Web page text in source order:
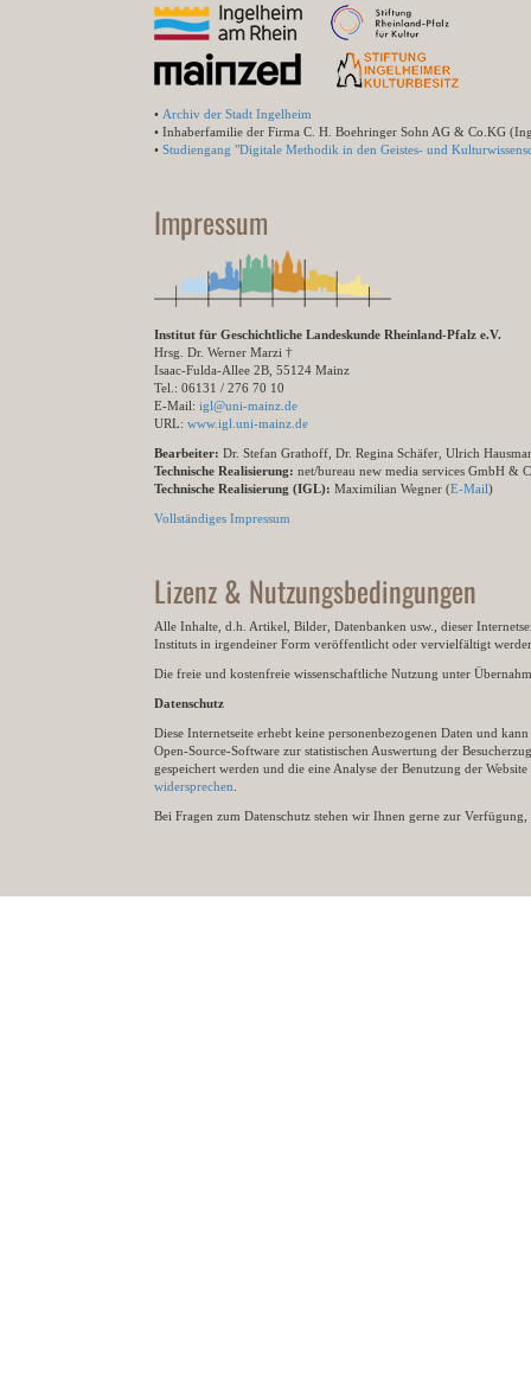
• Archiv der Stadt Ingelheim
• Inhaberfamilie der Firma C. H. Boehringer Sohn AG & Co.KG
• Studiengang "Digitale Methodik in den Geistes- und
Impressum
Institut für Geschichtliche Landeskunde Rheinland-Pfalz e.V.
Hrsg. Dr. Werner Marzi †
Isaac-Fulda-Allee 2B, 55124 Mainz
Tel.: 06131 / 276 70 10
E-Mail: igl@uni-mainz.de
URL: www.igl.uni-mainz.de
Bearbeiter: Dr. Stefan Grathoff, Dr. Regina Schäfer, Ulrich
Technische Realisierung: net/bureau new media services GmbH &
Technische Realisierung (IGL): Maximilian Wegner (E-Mail)
Vollständiges Impressum
Lizenz & Nutzungsbedingungen
Alle Inhalte, d.h. Artikel, Bilder, Datenbanken usw., dieser
Instituts in irgendeiner Form veröffentlicht oder vervielfältigt
Die freie und kostenfreie wissenschaftliche Nutzung unter
Datenschutz
Diese Internetseite erhebt keine personenbezogenen Daten und
Open-Source-Software zur statistischen Auswertung der
gespeichert werden und die eine Analyse der Benutzung der
widersprechen
Bei Fragen zum Datenschutz stehen wir Ihnen gerne zur